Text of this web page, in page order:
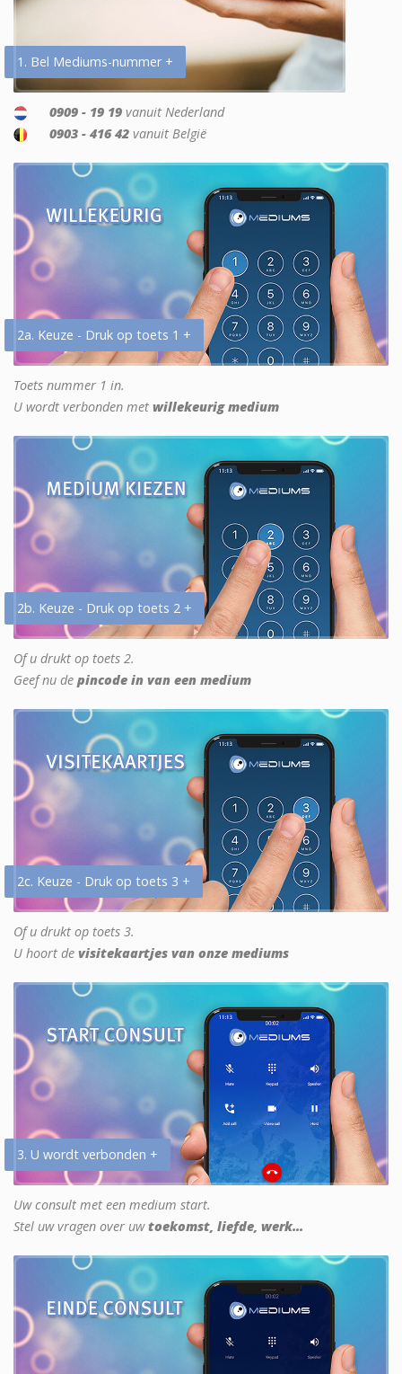
1. Bel Mediums-nummer +
0909 - 19 19 vanuit Nederland
0903 - 416 42 vanuit België
2a. Keuze - Druk op toets 1 +
Toets nummer 1 in.
U wordt verbonden met willekeurig medium
2b. Keuze - Druk op toets 2 +
Of u drukt op toets 2.
Geef nu de pincode in van een medium
2c. Keuze - Druk op toets 3 +
Of u drukt op toets 3.
U hoort de visitekaartjes van onze mediums
3. U wordt verbonden +
Uw consult met een medium start.
Stel uw vragen over uwtoekomst, liefde, werk...